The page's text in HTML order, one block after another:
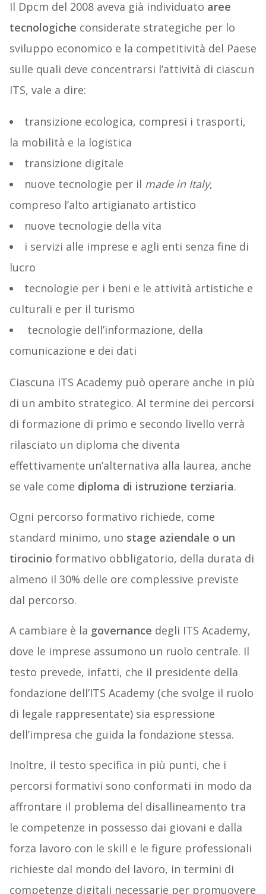
Il Dpcm del 2008 aveva già individuato aree
tecnologiche considerate strategiche per lo
sviluppo economico e la competitività del Paese
sulle quali deve concentrarsi l’attività di ciascun
ITS, vale a dire:
transizione ecologica, compresi i trasporti,
la mobilità e la logistica
transizione digitale
nuove tecnologie per il made in Italy,
compreso l’alto artigianato artistico
nuove tecnologie della vita
i servizi alle imprese e agli enti senza fine di
lucro
tecnologie per i beni e le attività artistiche e
culturali e per il turismo
tecnologie dell’informazione, della
comunicazione e dei dati
Ciascuna ITS Academy può operare anche in più
di un ambito strategico. Al termine dei percorsi
di formazione di primo e secondo livello verrà
rilasciato un diploma che diventa
effettivamente un’alternativa alla laurea, anche
se vale come diploma di istruzione terziaria.
Ogni percorso formativo richiede, come
standard minimo, uno stage aziendale o un
tirocinio formativo obbligatorio, della durata di
almeno il 30% delle ore complessive previste
dal percorso.
A cambiare è la governance degli ITS Academy,
dove le imprese assumono un ruolo centrale. Il
testo prevede, infatti, che il presidente della
fondazione dell’ITS Academy (che svolge il ruolo
di legale rappresentate) sia espressione
dell’impresa che guida la fondazione stessa.
Inoltre, il testo specifica in più punti, che i
percorsi formativi sono conformati in modo da
affrontare il problema del disallineamento tra
le competenze in possesso dai giovani e dalla
forza lavoro con le skill e le figure professionali
richieste dal mondo del lavoro, in termini di
competenze digitali necessarie per promuovere